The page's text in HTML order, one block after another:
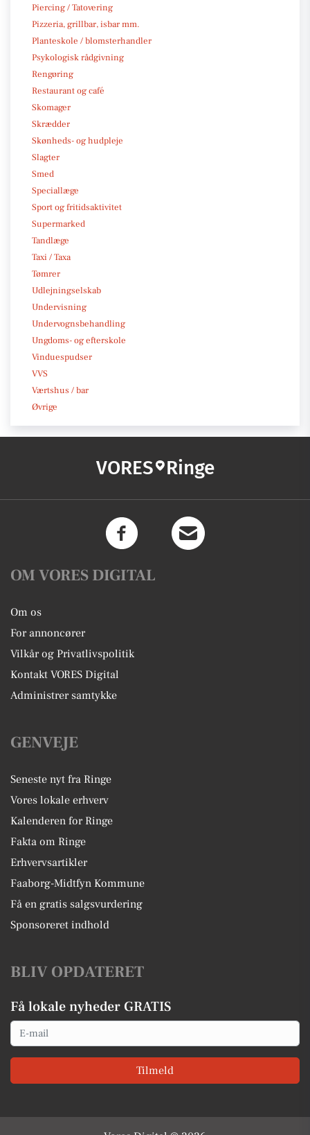
Piercing / Tatovering
Pizzeria, grillbar, isbar mm.
Planteskole / blomsterhandler
Psykologisk rådgivning
Rengøring
Restaurant og café
Skomager
Skrædder
Skønheds- og hudpleje
Slagter
Smed
Speciallæge
Sport og fritidsaktivitet
Supermarked
Tandlæge
Taxi / Taxa
Tømrer
Udlejningselskab
Undervisning
Undervognsbehandling
Ungdoms- og efterskole
Vinduespudser
VVS
Værtshus / bar
Øvrige
VORES Ringe
OM VORES DIGITAL
Om os
For annoncører
Vilkår og Privatlivspolitik
Kontakt VORES Digital
Administrer samtykke
GENVEJE
Seneste nyt fra Ringe
Vores lokale erhverv
Kalenderen for Ringe
Fakta om Ringe
Erhvervsartikler
Faaborg-Midtfyn Kommune
Få en gratis salgsvurdering
Sponsoreret indhold
BLIV OPDATERET
Få lokale nyheder GRATIS
Email
Tilmeld